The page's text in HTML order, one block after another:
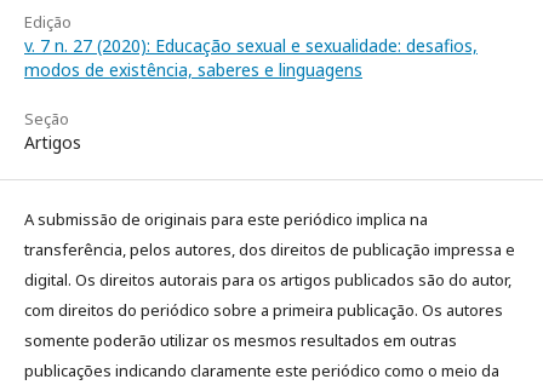
Edição
v. 7 n. 27 (2020): Educação sexual e sexualidade: desafios,
modos de existência, saberes e linguagens
Seção
Artigos
A submissão de originais para este periódico implica na
transferência, pelos autores, dos direitos de publicação impressa e
digital. Os direitos autorais para os artigos publicados são do autor,
com direitos do periódico sobre a primeira publicação. Os autores
somente poderão utilizar os mesmos resultados em outras
publicações indicando claramente este periódico como o meio da